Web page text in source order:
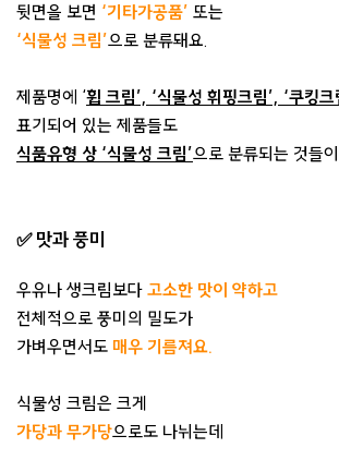
뒷면을 보면 ‘기타가공품’ 또는
‘식물성 크림’으로 분류돼요.
제품명에 ‘휩 크림’, ‘식물성 휘핑크림’, ‘쿠킹크
표기되어 있는 제품들도
식품유형 상 ‘식물성 크림’으로 분류되는 것들
✅ 맛과 풍미
우유나 생크림보다 고소한 맛이 약하고
전체적으로 풍미의 밀도가
가벼우면서도 매우 기름져요.
식물성 크림은 크게
가당과 무가당으로도 나뉘는데